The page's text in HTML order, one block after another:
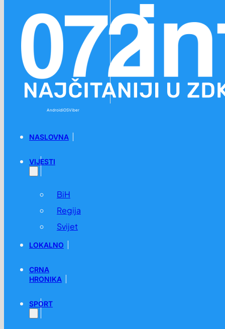
AndroidiOSViber
NASLOVNA
VIJESTI
BiH
Regija
Svijet
LOKALNO
CRNA
HRONIKA
SPORT